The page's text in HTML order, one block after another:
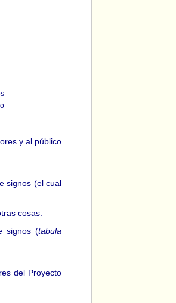
y al público
signos (el cual
cosas:
signos (tabula
del Proyecto